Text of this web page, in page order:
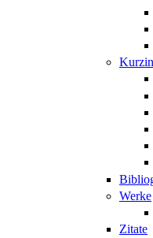
Werke
Zitate